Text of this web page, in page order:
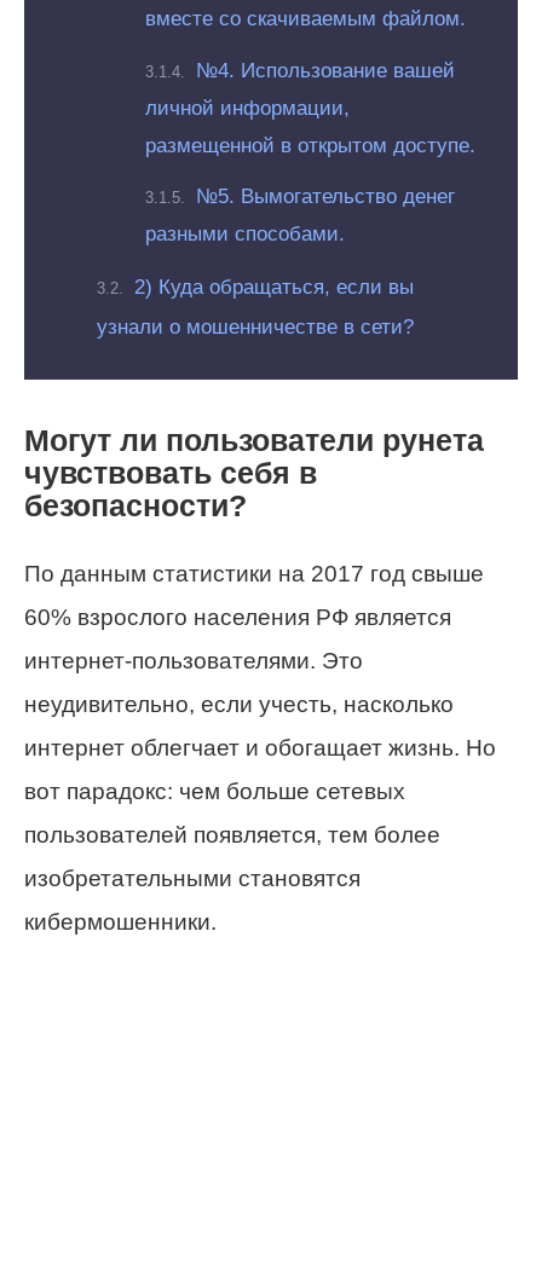
вместе со скачиваемым файлом.
№4. Использование вашей
личной информации,
размещенной в открытом доступе.
№5. Вымогательство денег
разными способами.
2) Куда обращаться, если вы
узнали о мошенничестве в сети?
Могут ли пользователи рунета
чувствовать себя в
безопасности?
По данным статистики на 2017 год свыше
60% взрослого населения РФ является
интернет-пользователями. Это
неудивительно, если учесть, насколько
интернет облегчает и обогащает жизнь. Но
вот парадокс: чем больше сетевых
пользователей появляется, тем более
изобретательными становятся
кибермошенники.